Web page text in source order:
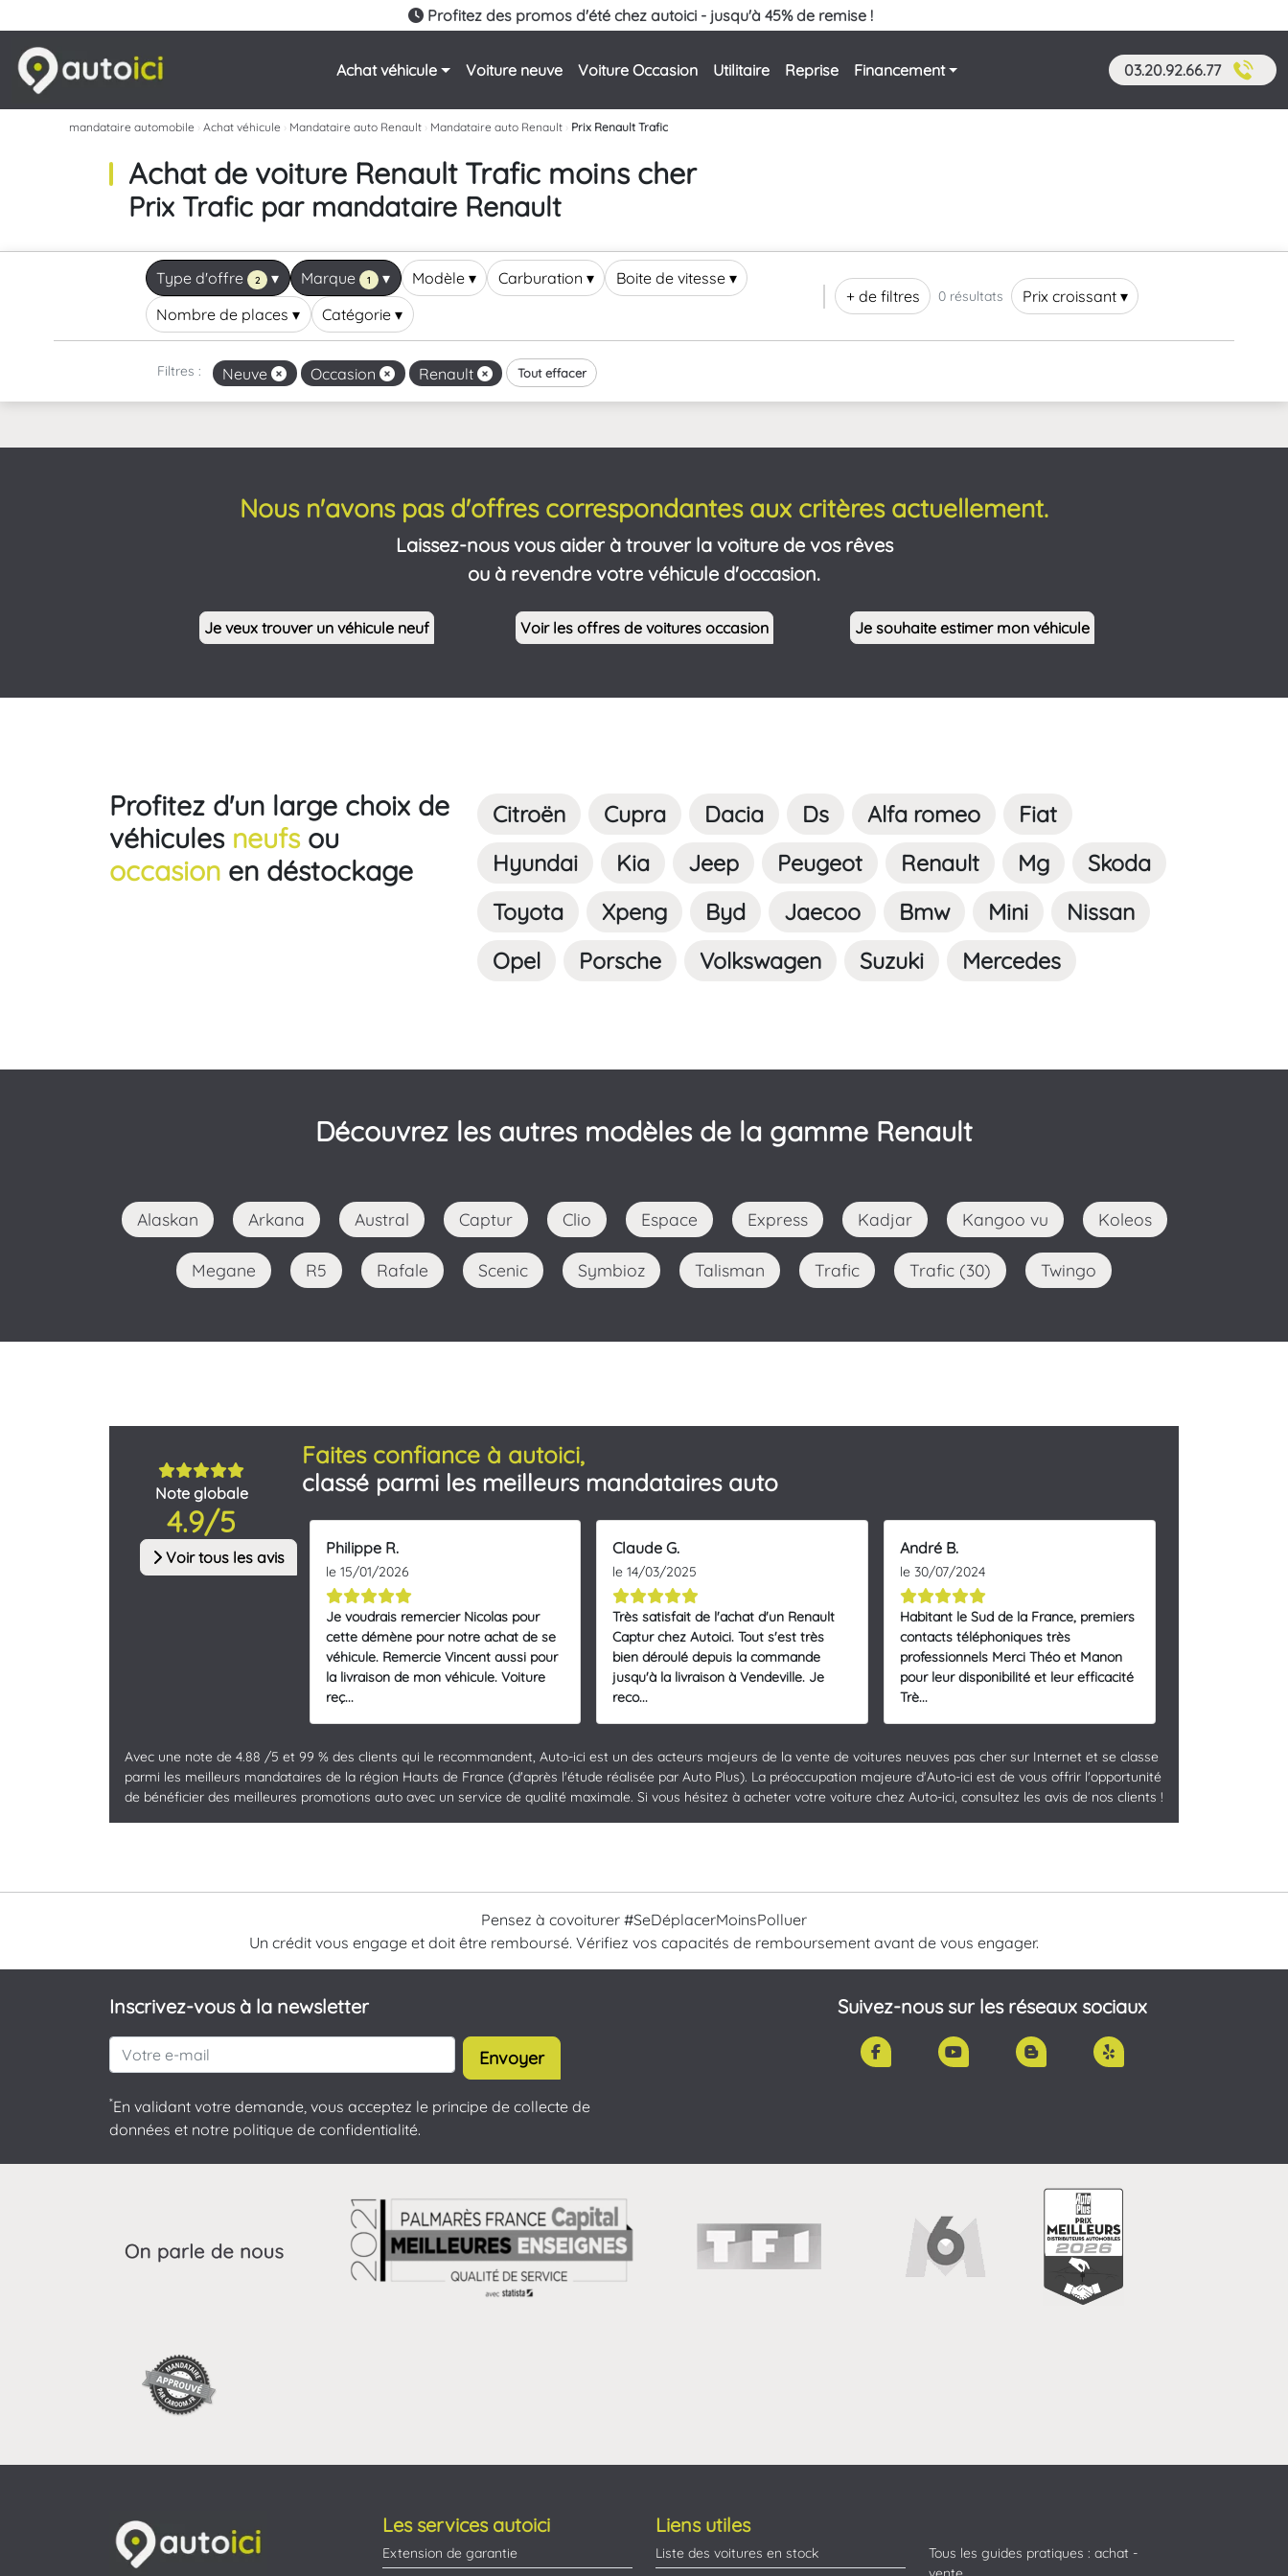
Profitez des promos d'été chez autoici - jusqu'à 45% de remise !
Achat véhicule Voiture neuve Voiture Occasion Utilitaire Reprise Financement 03.20.92.66.77
mandataire automobile › Achat véhicule › Mandataire auto Renault › Mandataire auto Renault › Prix Renault Trafic
Achat de voiture Renault Trafic moins cher
Prix Trafic par mandataire Renault
Type d'offre 2 ▾ Marque 1 ▾ Modèle ▾ Carburation ▾ Boite de vitesse ▾
Nombre de places▾ Catégorie▾
+ de filtres 0 résultats Prix croissant ▾
Filtres : Neuve Occasion Renault Tout effacer
Nous n'avons pas d'offres correspondantes aux critères actuellement.
Laissez-nous vous aider à trouver la voiture de vos rêves
ou à revendre votre véhicule d'occasion.
Je veux trouver un véhicule neuf Voir les offres de voitures occasion Je souhaite estimer mon véhicule
Profitez d'un large choix de
véhicules neufs ou
occasion en déstockage
Citroën Cupra Dacia Ds Alfa romeo
Fiat
Hyundai
Kia Jeep Peugeot Renault Mg
Skoda
Toyota
Xpeng Byd Jaecoo Bmw Mini
Nissan
Opel
Porsche Volkswagen Suzuki Mercedes
Découvrez les autres modèles de la gamme Renault
Alaskan Arkana Austral Captur Clio Espace Express Kadjar Kangoo vu Koleos
Megane R5 Rafale Scenic Symbioz Talisman Trafic Trafic (30) Twingo
Note globale
4.9/5
Voir tous les avis
Faites confiance à autoici,
classé parmi les meilleurs mandataires auto
Philippe R.
le 15/01/2026
Je voudrais remercier Nicolas pour
cette démène pour notre achat de se
véhicule. Remercie Vincent aussi pour
la livraison de mon véhicule. Voiture
reç...
Claude G.
le 14/03/2025
Très satisfait de l'achat d'un Renault
Captur chez Autoici. Tout s'est très
bien déroulé depuis la commande
jusqu'à la livraison à Vendeville. Je
reco...
André B.
le 30/07/2024
Habitant le Sud de la France, premiers
contacts téléphoniques très
professionnels Merci Théo et Manon
pour leur disponibilité et leur efficacité
Trè...
Avec une note de 4.88 /5 et 99 % des clients qui le recommandent, Auto-ici est un des acteurs majeurs de la vente de voitures neuves pas cher sur Internet et se classe
parmi les meilleurs mandataires de la région Hauts de France (d'après l'étude réalisée par Auto Plus). La préoccupation majeure d'Auto-ici est de vous offrir l'opportunité
de bénéficier des meilleures promotions auto avec un service de qualité maximale. Si vous hésitez à acheter votre voiture chez Auto-ici, consultez les avis de nos clients !
Pensez à covoiturer #SeDéplacerMoinsPolluer
Un crédit vous engage et doit être remboursé. Vérifiez vos capacités de remboursement avant de vous engager.
Inscrivez-vous à la newsletter
Envoyer
*En validant votre demande, vous acceptez le principe de collecte de
données et notre politique de confidentialité.
Suivez-nous sur les réseaux sociaux
Les services autoici
Extension de garantie
Liens utiles
Liste des voitures en stock
Tous les guides pratiques : achat -